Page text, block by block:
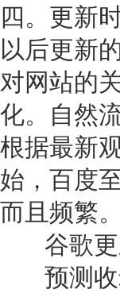
四。更新
以后更新
对网站的
化。自然
根据最新
始，百度
而且频繁。
谷歌更
预测收